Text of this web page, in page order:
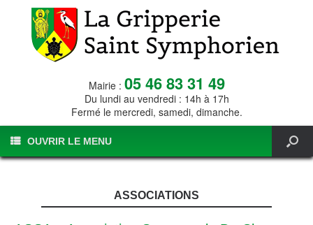
Mairie : 05 46 83 31 49
Du lundi au vendredi : 14h à 17h
Fermé le mercredi, samedi, dimanche.
OUVRIR LE MENU
ASSOCIATIONS